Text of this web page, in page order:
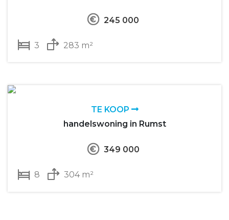
245 000
3 283 m²
TE KOOP
handelswoning in Rumst
349 000
8 304 m²